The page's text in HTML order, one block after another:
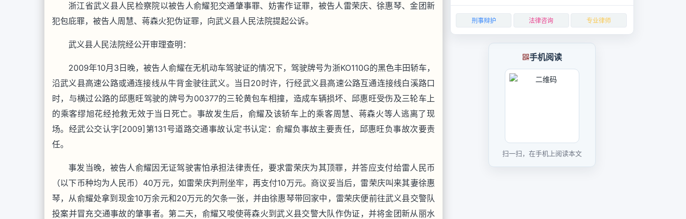
浙江省武义县人民检察院以被告人俞耀犯交通肇事罪、妨害作证罪，被告人雷荣庆、徐惠琴、金团新
犯包庇罪，被告人周慧、蒋森火犯伪证罪，向武义县人民法院提起公诉。
武义县人民法院经公开审理查明：
2009年10月3日晚，被告人俞耀在无机动车驾驶证的情况下，驾驶牌号为浙KO110G的黑色丰田轿车，
沿武义县高速公路或通连接线从牛背金驶往武义。当日20时许，行经武义县高速公路互通连接线白溪路口
时，与横过公路的邱惠旺驾驶的牌号为00377的三轮黄包车相撞，造成车辆损坏、邱惠旺受伤及三轮车上
的乘客缪旭花经抢救无效于当日死亡。事故发生后，俞耀及该轿车上的乘客周慧、蒋森火等人逃离了现
场。经武公交认字[2009]第131号道路交通事故认定书认定：俞耀负事故主要责任，邱惠旺负事故次要责
任。
事发当晚，被告人俞耀因无证驾驶害怕承担法律责任，要求雷荣庆为其顶罪，并答应支付给雷人民币
（以下币种均为人民币）40万元，如雷荣庆判刑坐牢，再支付10万元。商议妥当后，雷荣庆叫来其妻徐惠
琴，从俞耀处拿到现金10万余元和20万元的欠条一张，并由徐惠琴带回家中，雷荣庆便前往武义县交警队
投案并冒充交通事故的肇事者。第二天，俞耀又唆使蒋森火到武义县交警大队作伪证，并将金团新从丽水
刑事辩护 法律咨询 专业律师
手机阅读
扫一扫，在手机上阅读本文